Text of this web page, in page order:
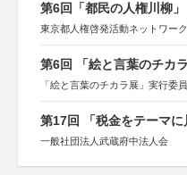
第6回「都民の人権川柳」
東京都人権啓発活動ネットワー
第6回 「絵と言葉のチカラ
「絵と言葉のチカラ展」実行委
第17回 「税金をテーマに
一般社団法人武蔵府中法人会